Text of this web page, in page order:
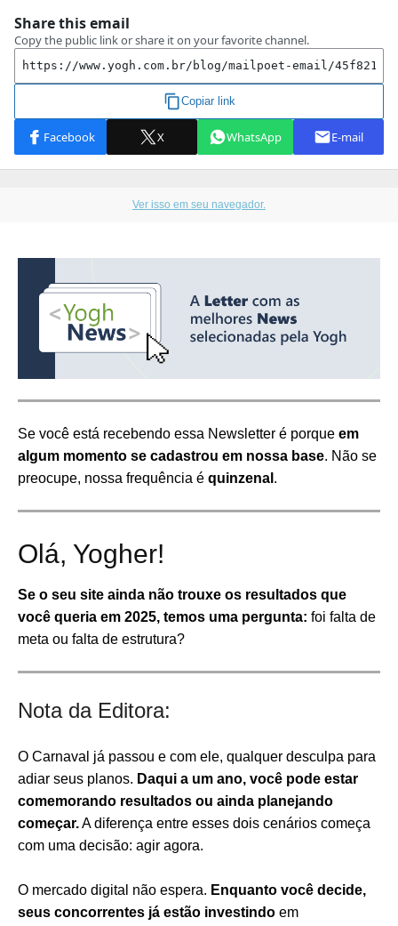
Ver isso em seu navegador.
Se você está recebendo essa Newsletter é porque em
algum momento se cadastrou em nossa base. Não se
preocupe, nossa frequência é quinzenal .
Olá, Yogher!
Se o seu site ainda não trouxe os resultados que
você queria em 2025, temos uma pergunta: foi falta de
meta ou falta de estrutura?
Nota da Editora:
O Carnaval já passou e com ele, qualquer desculpa para
adiar seus planos. Daqui a um ano, você pode estar
comemorando resultados ou ainda planejando
começar.A diferença entre esses dois cenários começa
com uma decisão: agir agora.
O mercado digital não espera. Enquanto você decide,
seus concorrentes já estão investindo em